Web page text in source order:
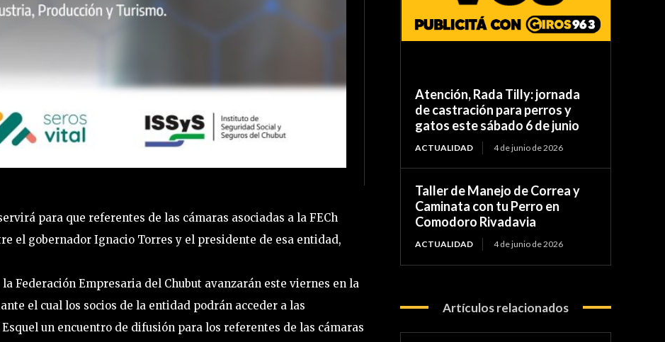
para que referentes de las cámaras asociadas a la FECh
el gobernador Ignacio Torres y el presidente de esa entidad,
Federación Empresaria del Chubut avanzarán este viernes en la
el cual los socios de la entidad podrán acceder a las
un encuentro de difusión para los referentes de las cámaras
Atención, Rada Tilly: jornada
de castración para perros y
gatos este sábado 6 de junio
ACTUALIDAD 4 de junio de 2026
Taller de Manejo de Correa y
Caminata con tu Perro en
Comodoro Rivadavia
ACTUALIDAD 4 de junio de 2026
Artículos relacionados